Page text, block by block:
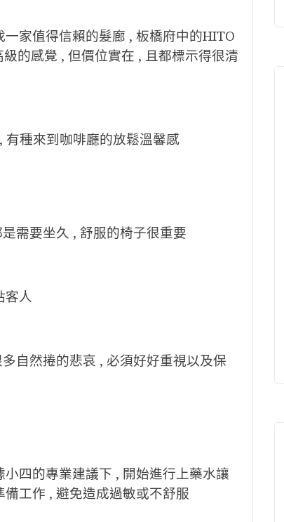
家值得信賴的髮廊 , 板橋府中的HITO
的感覺 , 但價位實在 , 且都標示得很清
種來到咖啡廳的放鬆溫馨感
需要坐久 , 舒服的椅子很重要
客人
自然捲的悲哀 , 必須好好重視以及保
四的專業建議下 , 開始進行上藥水讓
工作 , 避免造成過敏或不舒服